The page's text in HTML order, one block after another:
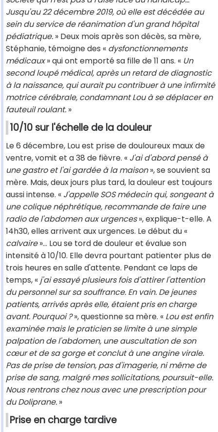
Jusqu'au 22 décembre 2019, où elle est décédée au
sein du service de réanimation d'un grand hôpital
pédiatrique. » Deux mois après son décès, sa mère,
Stéphanie, témoigne des « dysfonctionnements
médicaux» qui ont emporté sa fille de 11 ans. « Un
second loupé médical, après un retard de diagnostic
à la naissance, qui aurait pu contribuer à une infirmité
motrice cérébrale, condamnant Lou à se déplacer en
fauteuil roulant. »
10/10 sur l'échelle de la douleur
Le 6 décembre, Lou est prise de douloureux maux de
ventre, vomit et a 38 de fièvre. « J'ai d'abord pensé à
une gastro et l'ai gardée à la maison», se souvient sa
mère. Mais, deux jours plus tard, la douleur est toujours
aussi intense. « J'appelle SOS médecin qui, songeant à
une colique néphrétique, recommande de faire une
radio de l'abdomen aux urgences», explique-t-elle. A
14h30, elles arrivent aux urgences. Le début du «
calvaire»... Lou se tord de douleur et évalue son
intensité à 10/10. Elle devra pourtant patienter plus de
trois heures en salle d'attente. Pendant ce laps de
temps, « j'ai essayé plusieurs fois d'attirer l'attention
du personnel sur sa souffrance. En vain. De jeunes
patients, arrivés après elle, étaient pris en charge
avant. Pourquoi ?», questionne sa mère. « Lou est enfin
examinée mais le praticien se limite à une simple
palpation de l'abdomen, une auscultation de son
cœur et de sa gorge et conclut à une angine virale.
Pas de prise de tension, pas d'imagerie, ni même de
prise de sang, malgré mes sollicitations, poursuit-elle.
Nous rentrons chez nous avec une prescription pour
du Doliprane. »
Prise en charge tardive